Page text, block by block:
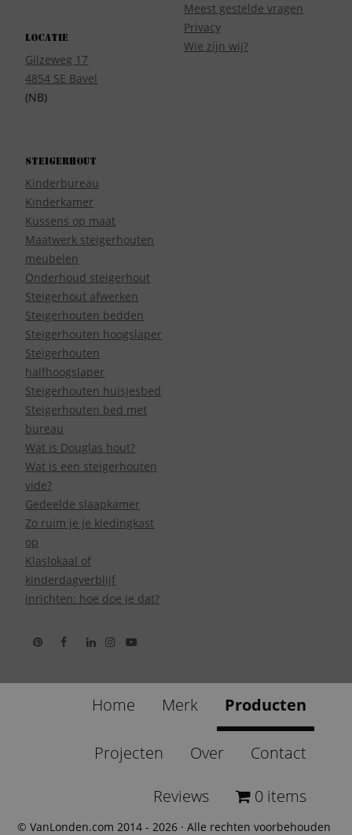
Locatie
Gilzeweg 17
4854 SE Bavel
(NB)
Meest gestelde vragen
Privacy
Wie zijn wij?
Steigerhout
Kinderbureau
Kinderkamer
Kussens op maat
Maatwerk steigerhouten
meubelen
Onderhoud steigerhout
Steigerhout afwerken
Steigerhouten bedden
Steigerhouten hoogslaper
Steigerhouten
halfhoogslaper
Steigerhouten huisjesbed
Steigerhouten bed met
bureau
Wat is Douglas hout?
Wat is een steigerhouten
vide?
Gedeelde slaapkamer
Zo ruim je je kledingkast
op
Klaslokaal of
kinderdagverblijf
inrichten: hoe doe je dat?
Home Merk Producten
Projecten Over Contact
Reviews 0 items
© VanLonden.com 2014 - 2026 · Alle rechten voorbehouden